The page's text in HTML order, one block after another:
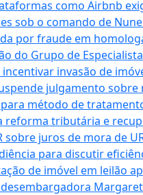
como Airbnb
sob o comando de
por fraude em
do Grupo de
invasão de
julgamento
método de
reforma tributária e
sobre juros de mora de
para discutir
de imóvel em leilão